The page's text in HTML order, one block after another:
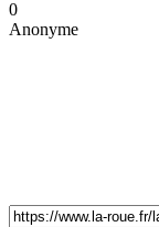
0
Anonyme